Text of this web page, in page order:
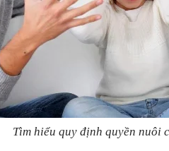
Tìm hiểu quy định quyền nuôi